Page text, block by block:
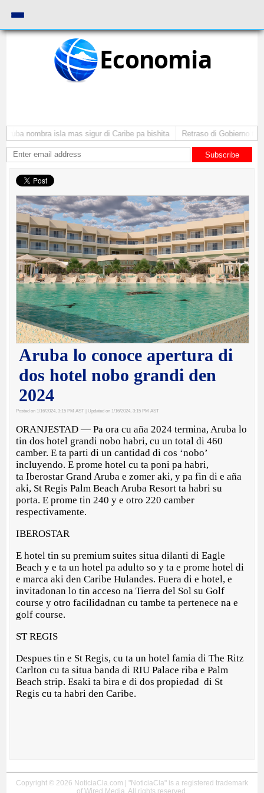
Economia
nombra isla mas sigur di Caribe pa bishita Retraso di Gobierno ta
Subscribe
Aruba lo conoce apertura di
dos hotel nobo grandi den
2024
Posted on 1/16/2024, 3:15 PM AST | Updated on 1/16/2024, 3:15 PM AST
ORANJESTAD — Pa ora cu aña 2024 termina, Aruba lo
tin dos hotel grandi nobo habri, cu un total di 460
camber. E ta parti di un cantidad di cos ‘nobo’
incluyendo. E prome hotel cu ta poni pa habri,
ta Iberostar Grand Aruba e zomer aki, y pa fin di e aña
aki, St Regis Palm Beach Aruba Resort ta habri su
porta. E prome tin 240 y e otro 220 camber
respectivamente.
IBEROSTAR
E hotel tin su premium suites situa dilanti di Eagle
Beach y e ta un hotel pa adulto so y ta e prome hotel di
e marca aki den Caribe Hulandes. Fuera di e hotel, e
invitadonan lo tin acceso na Tierra del Sol su Golf
course y otro facilidadnan cu tambe ta pertenece na e
golf course.
ST REGIS
Despues tin e St Regis, cu ta un hotel famia di The Ritz
Carlton cu ta situa banda di RIU Palace riba e Palm
Beach strip. Esaki ta bira e di dos propiedad di St
Regis cu ta habri den Caribe.
Copyright © 2026 NoticiaCla.com | "NoticiaCla" is a registered trademark
of Wired Media. All rights reserved.